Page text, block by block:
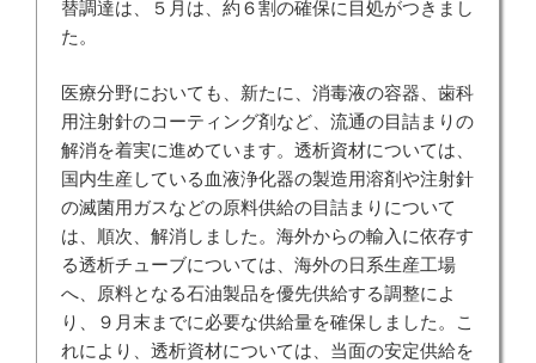
替調達は、５月は、約６割の確保に目処がつきまし
た。
医療分野においても、新たに、消毒液の容器、歯科
用注射針のコーティング剤など、流通の目詰まりの
解消を着実に進めています。透析資材については、
国内生産している血液浄化器の製造用溶剤や注射針
の滅菌用ガスなどの原料供給の目詰まりについて
は、順次、解消しました。海外からの輸入に依存す
る透析チューブについては、海外の日系生産工場
へ、原料となる石油製品を優先供給する調整によ
り、９月末までに必要な供給量を確保しました。こ
れにより、透析資材については、当面の安定供給を